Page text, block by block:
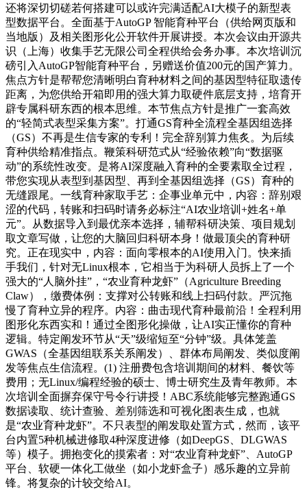
还将深切切磋若何搭建可以或许完满适配AI大模子的新型表
型数据平台。全面基于AutoGP 智能育种平台（供给网页版和
当地版）及相关图形化公开软件开展讲授。本次会议由开源共
识（上海）收集手艺无限公司全程供给会务办事。本次培训沉
磅引入AutoGP智能育种平台，另赠送价值200元的国产算力。
焦点方针是帮帮您清晰明白育种材料之间的基因型特征取遗传
距离，为您供给开箱即用的强大算力取硬件底层支持，培育开
辟专属科研东西的根本思维。本节焦点方针是推广一套高效
的“轻简式表型采集方案”。打通GS育种全流程全基因组选择
（GS）不再是生信专家的专利！完全辞别算力焦炙。为后续
育种供给精准指点。鞭策科研范式从“经验依赖”向“数据驱
动”的系统性改变。是将AI深度融入育种的全要素取全过程，
带您实现从表型到基因型、再到全基因组选择（GS）育种的
无缝跟尾。一线育种家取手艺：企事业单元中，内容：辞别艰
涩的代码，转账和扫码时请务必标注“AI农业培训+姓名+单
元”。从数据导入到最优亲本选择，辅帮科研决策、项目规划
取文章写做，让您的大脑回归科研本身！做最顶尖的育种研
究。正在现实中，内容：面向零根本的AI使用入门。快来插
手我们，针对无Linux根本，它相当于为科研人员拆上了一个
强大的“人脑外挂”，“农业育种龙虾”（Agriculture Breeding
Claw），缴费体例：支撑对公转账和线上扫码付款。严沉拖
慢了育种立异的程序。内容：曲击现代育种最前沿！全程利用
图形化东西实和！通过全图形化操做，让AI实正懂你的育种
逻辑。特定阐发环节从“天”级缩短至“分钟”级。具体笼盖
GWAS（全基因组联系关系阐发）、群体布局阐发、类似度阐
发等焦点生信流程。(1) 注册费包含培训期间的材料、餐饮等
费用；无Linux/编程经验的硕士、博士研究生及青年教师。本
次培训全面摒弃保守号令行讲授！ABC系统能够完整跑通GS
数据读取、统计查验、差别筛选和可视化图表生成，也就
是“农业育种龙虾”。不只表型的阐发取处置方式，然而，该平
台内置5种机械进修取4种深度进修（如DeepGS、DLGWAS
等）模子。拥抱变化的摸索者：对“农业育种龙虾”、AutoGP
平台、软硬一体化工做坐（如小龙虾盒子）感乐趣的立异前
锋。将复杂的计较交给AI。